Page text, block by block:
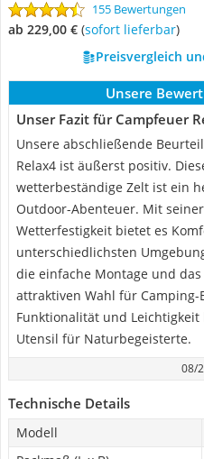
155 Bewertungen
ab 229,00 € ( Sofort lieferbar)
Preisvergleich
Unsere
Unser Fazit für Campfeuer
Unsere abschließende
Relax4 ist äußerst positiv.
wetterbeständige Zelt ist ein
Outdoor-Abenteuer. Mit
Wetterfestigkeit bietet es
unterschiedlichsten
die einfache Montage und
attraktiven Wahl für
Funktionalität und
Utensil für Naturbegeisterte.
08/
Technische Details
Modell